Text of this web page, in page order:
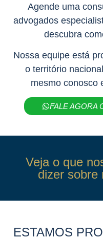
Agende uma
advogados
descubra
Nossa equipe está
o território
mesmo conosco
FALE AGORA
Veja o que
dizer sobre
ESTAMOS